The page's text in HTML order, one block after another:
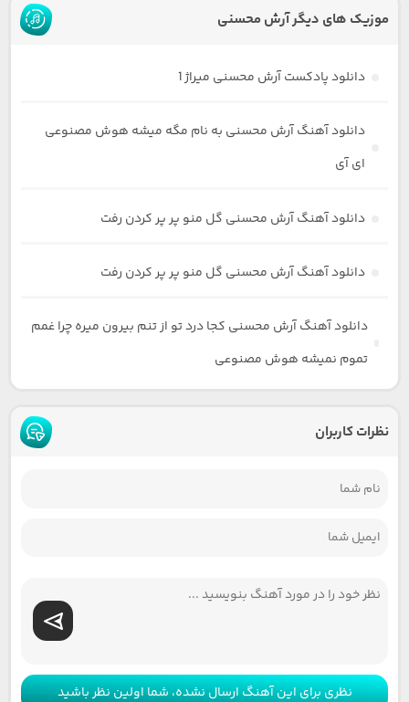
موزیک های دیگر آرش محسنی
دانلود پادکست آرش محسنی میراژ 1
دانلود آهنگ آرش محسنی به نام مگه میشه هوش مصنوعی
ای آی
دانلود آهنگ آرش محسنی گل منو پر پر کردن رفت
دانلود آهنگ آرش محسنی گل منو پر پر کردن رفت
دانلود آهنگ آرش محسنی کجا درد تو از تنم بیرون میره چرا غمم
تموم نمیشه هوش مصنوعی
نظرات کاربران
نظری برای این آهنگ ارسال نشده، شما اولین نظر باشید